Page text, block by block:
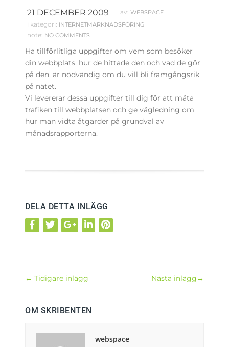
21 DECEMBER 2009 av: WEBSPACE
i kategori: INTERNETMARKNADSFÖRING
note: NO COMMENTS
Ha tillförlitliga uppgifter om vem som besöker
din webbplats, hur de hittade den och vad de gör
på den, är nödvändig om du vill bli framgångsrik
på nätet.
Vi levererar dessa uppgifter till dig för att mäta
trafiken till webbplatsen och ge vägledning om
hur man vidta åtgärder på grundval av
månadsrapporterna.
DELA DETTA INLÄGG
← Tidigare inlägg Nästa inlägg→
OM SKRIBENTEN
webspace